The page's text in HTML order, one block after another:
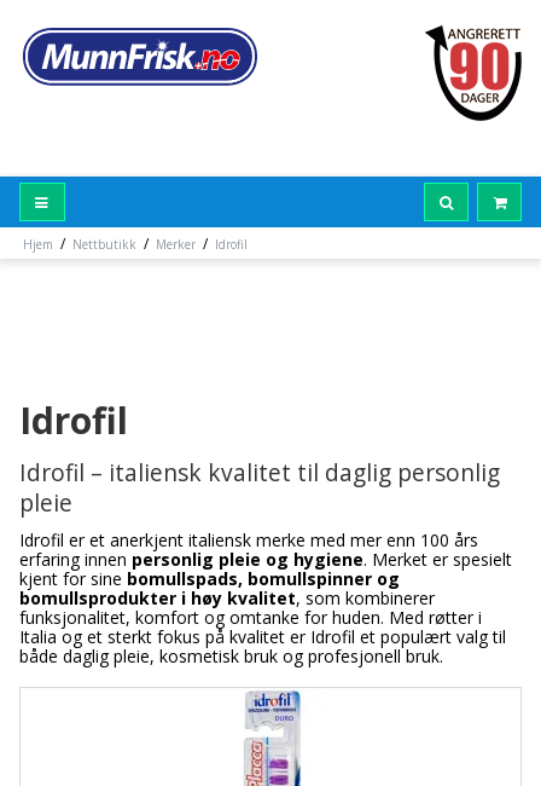
Hjem / Nettbutikk / Merker / Idrofil
Idrofil
Idrofil – italiensk kvalitet til daglig personlig
pleie
Idrofil er et anerkjent italiensk merke med mer enn 100 års
erfaring innen personlig pleie og hygiene. Merket er spesielt
kjent for sine bomullspads, bomullspinner og
bomullsprodukter i høy kvalitet, som kombinerer
funksjonalitet, komfort og omtanke for huden. Med røtter i
Italia og et sterkt fokus på kvalitet er Idrofil et populært valg til
både daglig pleie, kosmetisk bruk og profesjonell bruk.